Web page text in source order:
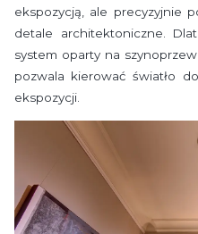
ekspozycją, ale precyzyjnie
detale architektoniczne.
system oparty na
pozwala kierować światło
ekspozycji.